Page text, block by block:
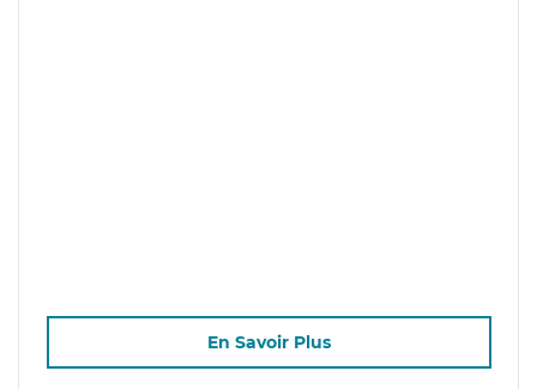
En Savoir Plus